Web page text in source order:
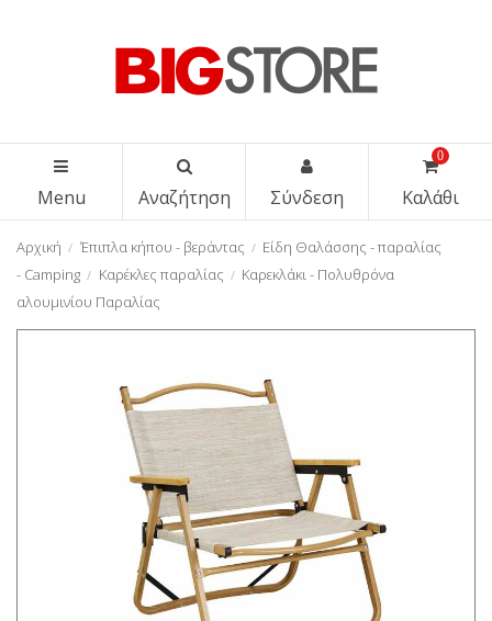
Menu Αναζήτηση Σύνδεση
0
Καλάθι
Αρχική Έπιπλα κήπου - βεράντας
Είδη Θαλάσσης - παραλίας
- Camping
Καρέκλες παραλίας
Καρεκλάκι - Πολυθρόνα
αλουμινίου Παραλίας